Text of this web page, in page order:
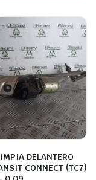
DELANTERO
CONNECT (TC7)